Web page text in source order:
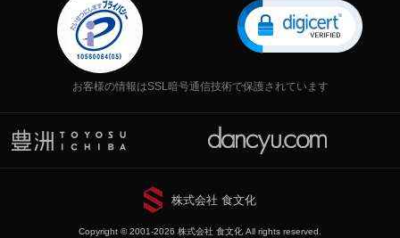
お客様の情報はSSL暗号通信技術で保護されています
株式会社 食文化
Copyright © 2001-2026 株式会社 食文化 All rights reserved.